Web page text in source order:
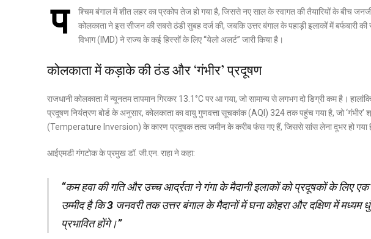
प
श्चिम बंगाल में शीत लहर का प्रकोप तेज हो गया है, जिससे नए साल के स्वागत की तैयारियों के बीच
कोलकाता ने इस सीजन की सबसे ठंडी सुबह दर्ज की, जबकि उत्तर बंगाल के पहाड़ी इलाकों में बर्फबारी की
विभाग (IMD) ने राज्य के कई हिस्सों के लिए “येलो अलर्ट” जारी किया है।
कोलकाता में कड़ाके की ठंड और ‘गंभीर’ प्रदूषण
राजधानी कोलकाता में न्यूनतम तापमान गिरकर 13.1°C पर आ गया, जो सामान्य से लगभग दो डिग्री कम है।
प्रदूषण नियंत्रण बोर्ड के अनुसार, कोलकाता का वायु गुणवत्ता सूचकांक (AQI) 324 तक पहुंच गया है, जो ‘गंभीर’
(Temperature Inversion) के कारण प्रदूषक तत्व जमीन के करीब फंस गए हैं, जिससे सांस लेना दूभर हो गया
आईएमडी गंगटोक के प्रमुख डॉ. जी.एन. राहा ने कहा:
“कम हवा की गति और उच्च आर्द्रता ने गंगा के मैदानी इलाकों को प्रदूषकों के लिए
उम्मीद है कि 3 जनवरी तक उत्तर बंगाल के मैदानों में घना कोहरा और दक्षिण में मध्यम
प्रभावित होंगे।”